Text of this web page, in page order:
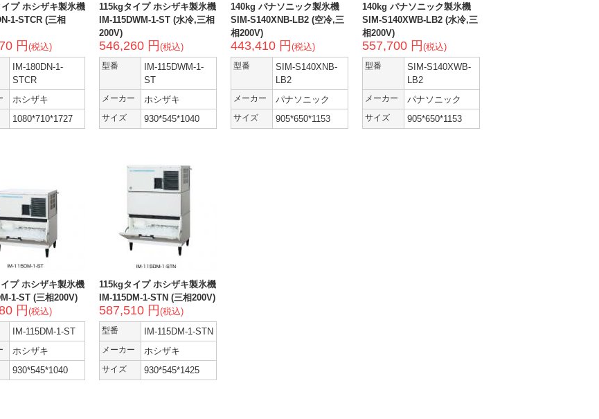
プ ホシザキ製氷機
1-STCR (三相
円 (税込)
IM-180DN-1-
STCR
ホシザキ
1080*710*1727
115kgタイプ ホシザキ製氷機
IM-115DWM-1-ST (水冷,三相
200V)
546,260 円 (税込)
型番
IM-115DWM-1-
ST
メーカー ホシザキ
サイズ 930*545*1040
140kg パナソニック製氷機
SIM-S140XNB-LB2 (空冷,三
相200V)
443,410 円 (税込)
型番
SIM-S140XNB-
LB2
メーカー パナソニック
サイズ 905*650*1153
140kg パナソニック製氷機
SIM-S140XWB-LB2 (水冷,三
相200V)
557,700 円 (税込)
型番
SIM-S140XWB-
LB2
メーカー パナソニック
サイズ 905*650*1153
プ ホシザキ製氷機
1-ST (三相200V)
円 (税込)
IM-115DM-1-ST
ホシザキ
930*545*1040
115kgタイプ ホシザキ製氷機
IM-115DM-1-STN (三相200V)
587,510 円 (税込)
型番 IM-115DM-1-STN
メーカー ホシザキ
サイズ 930*545*1425